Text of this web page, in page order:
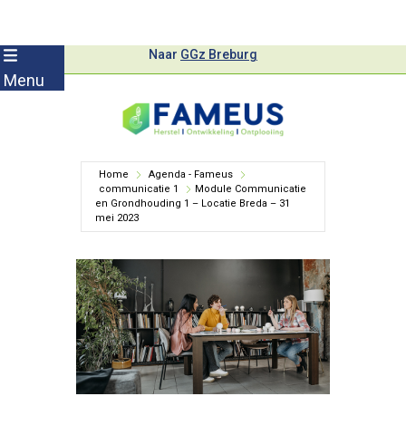
Skip
toMenu
Naar GGz Breburg
Home
Agenda - Fameus
communicatie 1
Module Communicatie
en Grondhouding 1 – Locatie Breda – 31
mei 2023